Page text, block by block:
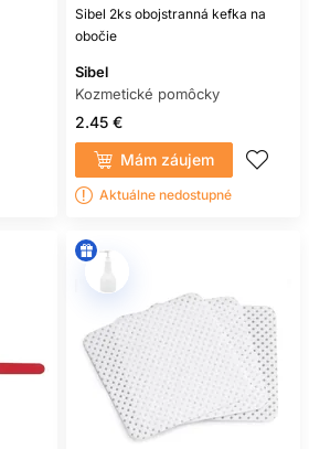
Sibel 2ks obojstranná kefka na
obočie
Sibel
Kozmetické pomôcky
2.45 €
Mám záujem
Aktuálne nedostupné